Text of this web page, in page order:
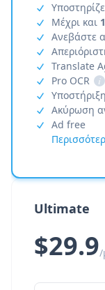
Μέχρι και
Ανεβάστε
Translate
Pro OCR
i
Ακύρωση
Ad free
Ultimate
$29.9/